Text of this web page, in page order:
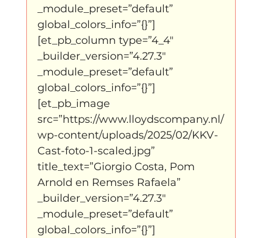
_module_preset=”default”
global_colors_info=”{}”]
[et_pb_column type=”4_4″
_builder_version=”4.27.3″
_module_preset=”default”
global_colors_info=”{}”]
[et_pb_image
src=”https://www.lloydscompany.nl/
wp-content/uploads/2025/02/KKV-
Cast-foto-1-scaled.jpg”
title_text=”Giorgio Costa, Pom
Arnold en Remses Rafaela”
_builder_version=”4.27.3″
_module_preset=”default”
global_colors_info=”{}”]